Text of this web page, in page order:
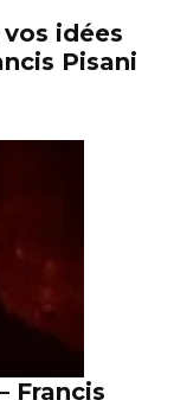
idées
Pisani
Francis